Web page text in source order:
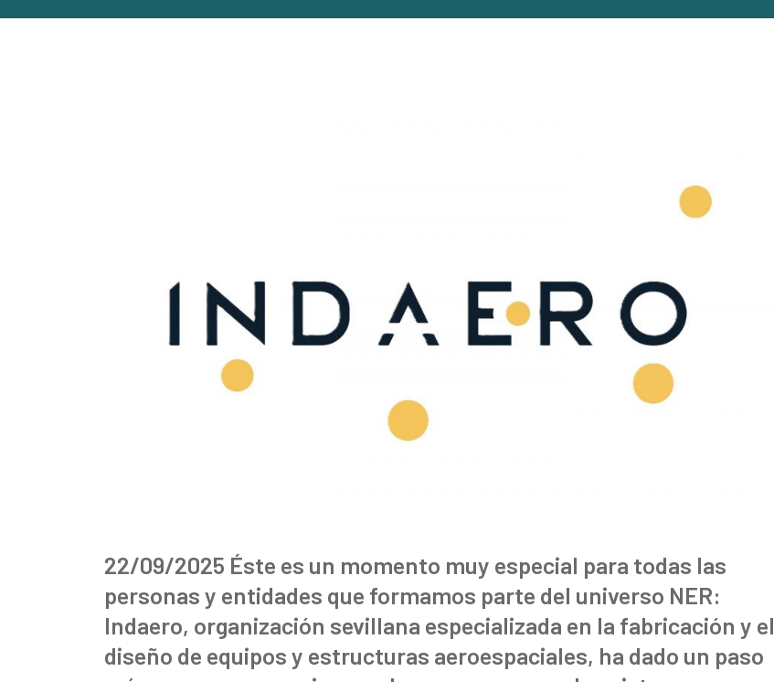
22/09/2025 Éste es un momento muy especial para todas las
personas y entidades que formamos parte del universo NER:
Indaero, organización sevillana especializada en la fabricación y el
diseño de equipos y estructuras aeroespaciales, ha dado un paso